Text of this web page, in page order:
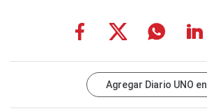
Agregar Diario UNO en